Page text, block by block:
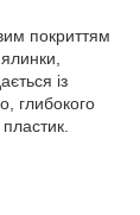
покриттям
із
глибокого